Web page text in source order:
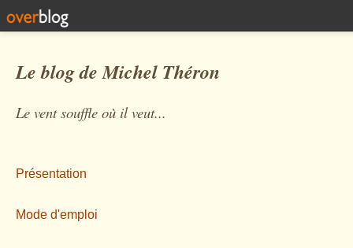
Le blog de Michel Théron
Le vent souffle où il veut...
Présentation
Mode d'emploi